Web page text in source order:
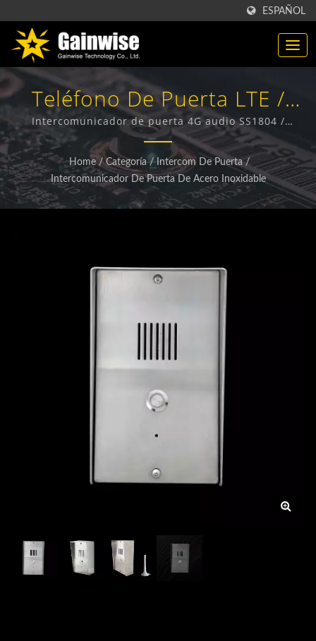
ESPAÑOL
Teléfono De Puerta LTE /
Fabricante De Productos
Inalámbricos 4G / 5G |
Gainwise Technology Co.,
Ltd.
Intercomunicador de puerta 4G audio SS1804 /
GAINWISE es un fabricante y exportador especializado
en el diseño, desarrollo y fabricación de Terminales
Inalámbricos Fijos, Intercomunicadores de Puerta 4G,
Abrepuertas 4G y Detectores de Humo 4G.
Home / Categoría / Intercom De Puerta /
Intercomunicador De Puerta De Acero Inoxidable